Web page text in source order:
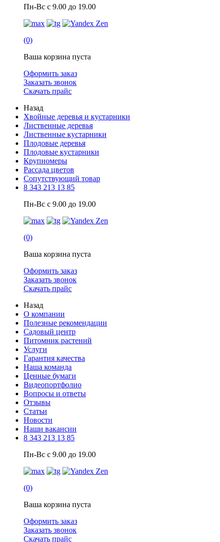
Пн-Вс с 9.00 до 19.00
(0)
Ваша корзина пуста
Оформить заказ
Заказать звонок
Скачать прайс
Назад
Хвойные деревья и кустарники
Лиственные деревья
Лиственные кустарники
Плодовые деревья
Плодовые кустарники
Крупномеры
Рассада цветов
Сопутствующий товар
8 343 213 13 85
Пн-Вс с 9.00 до 19.00
(0)
Ваша корзина пуста
Оформить заказ
Заказать звонок
Скачать прайс
Назад
О компании
Полезные рекомендации
Садовый центр
Питомник растений
Услуги
Гарантия качества
Наша команда
Ценные бумаги
Видеопортфолио
Вопросы и ответы
Отзывы
Статьи
Новости
Наши вакансии
8 343 213 13 85
Пн-Вс с 9.00 до 19.00
(0)
Ваша корзина пуста
Оформить заказ
Заказать звонок
Скачать прайс